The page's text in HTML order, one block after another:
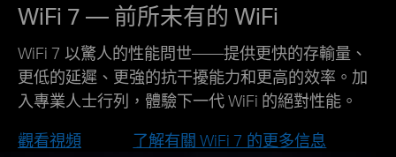
WiFi 7 — 前所未有的 WiFi
WiFi 7 以驚人的性能問世——提供更快的存輸量、
更低的延遲、更強的抗干擾能力和更高的效率。加
入專業人士行列，體驗下一代 WiFi 的絕對性能。
觀看視頻
了解有關 WiFi 7 的更多信息